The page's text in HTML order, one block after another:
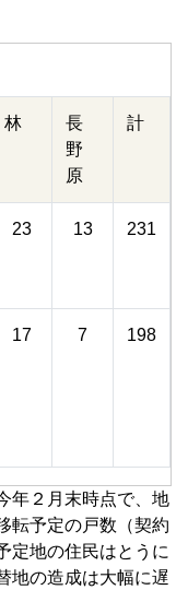
林
長
野
原
計
23 13 231
17 7 198
年２月末時点で、地
転予定の戸数（契約
定地の住民はとうに
地の造成は大幅に遅